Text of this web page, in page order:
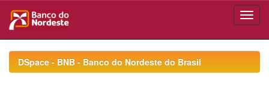
navigationDSpace - BNB - Banco do Nordeste do Brasil